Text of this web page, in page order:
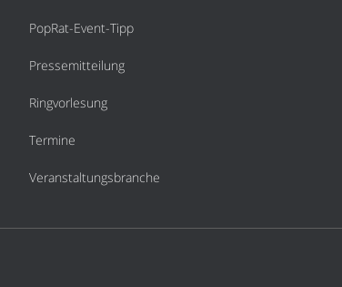
PopRat-Event-Tipp
Pressemitteilung
Ringvorlesung
Termine
Veranstaltungsbranche